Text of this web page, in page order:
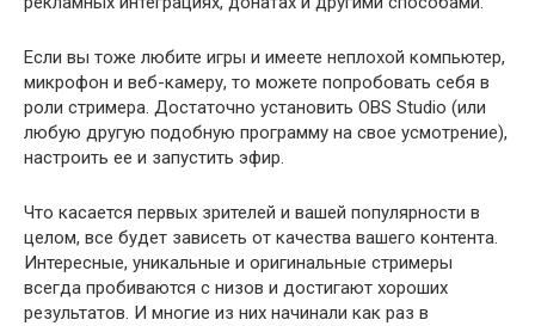
Если вы тоже любите игры и имеете неплохой компьютер,
микрофон и веб-камеру, то можете попробовать себя в
роли стримера. Достаточно установить OBS Studio (или
любую другую подобную программу на свое усмотрение),
настроить ее и запустить эфир.
Что касается первых зрителей и вашей популярности в
целом, все будет зависеть от качества вашего контента.
Интересные, уникальные и оригинальные стримеры
всегда пробиваются с низов и достигают хороших
результатов. И многие из них начинали как раз в